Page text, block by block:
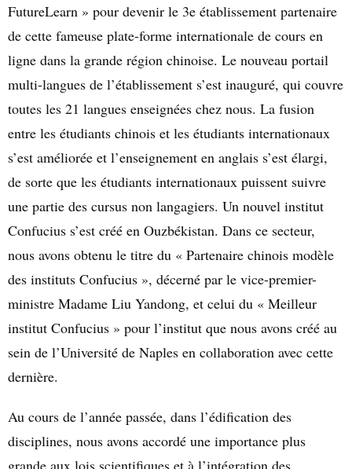
FutureLearn » pour devenir le 3e établissement partenaire
de cette fameuse plate-forme internationale de cours en
ligne dans la grande région chinoise. Le nouveau portail
multi-langues de l’établissement s’est inauguré, qui couvre
toutes les 21 langues enseignées chez nous. La fusion
entre les étudiants chinois et les étudiants internationaux
s’est améliorée et l’enseignement en anglais s’est élargi,
de sorte que les étudiants internationaux puissent suivre
une partie des cursus non langagiers. Un nouvel institut
Confucius s’est créé en Ouzbékistan. Dans ce secteur,
nous avons obtenu le titre du « Partenaire chinois modèle
des instituts Confucius », décerné par le vice-premier-
ministre Madame Liu Yandong, et celui du « Meilleur
institut Confucius » pour l’institut que nous avons créé au
sein de l’Université de Naples en collaboration avec cette
dernière.
Au cours de l’année passée, dans l’édification des
disciplines, nous avons accordé une importance plus